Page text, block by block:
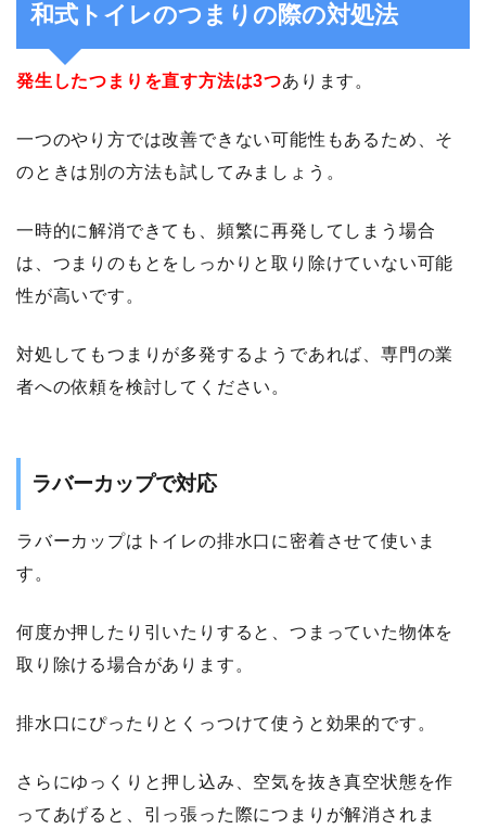
和式トイレのつまりの際の対処法
発生したつまりを直す方法は3つあります。
一つのやり方では改善できない可能性もあるため、そ
のときは別の方法も試してみましょう。
一時的に解消できても、頻繁に再発してしまう場合
は、つまりのもとをしっかりと取り除けていない可能
性が高いです。
対処してもつまりが多発するようであれば、専門の業
者への依頼を検討してください。
ラバーカップで対応
ラバーカップはトイレの排水口に密着させて使いま
す。
何度か押したり引いたりすると、つまっていた物体を
取り除ける場合があります。
排水口にぴったりとくっつけて使うと効果的です。
さらにゆっくりと押し込み、空気を抜き真空状態を作
ってあげると、引っ張った際につまりが解消されま